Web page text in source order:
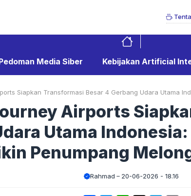
Media Siber Kebijakan Artificial
Siapkan Transformasi Besar 4 Gerbang Udara Utama
Airports
Utama
Penumpang
Rahmad 20-06-2026 - 18.16